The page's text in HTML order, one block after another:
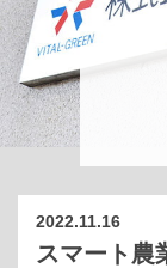
2022.11.16
スマート農